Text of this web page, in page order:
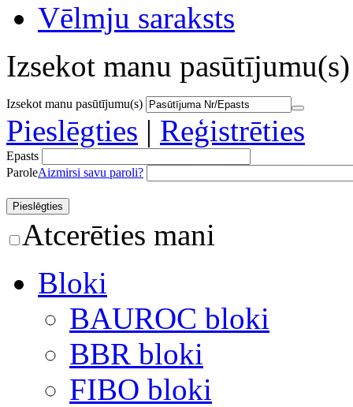
Vēlmju saraksts
Izsekot manu pasūtījumu(s)
Izsekot manu pasūtījumu(s)
Pieslēgties | Reģistrēties
Epasts
ParoleAizmirsi savu paroli?
Atcerēties mani
Bloki
BAUROC bloki
BBR bloki
FIBO bloki